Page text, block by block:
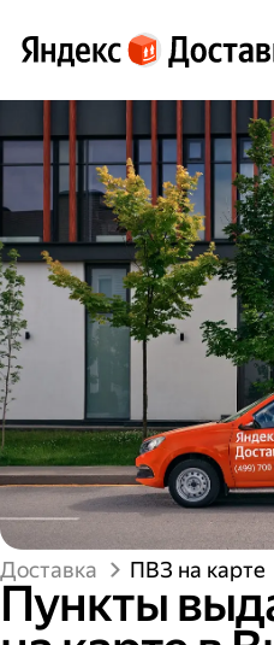
Доставка ПВЗ на карте
Пункты